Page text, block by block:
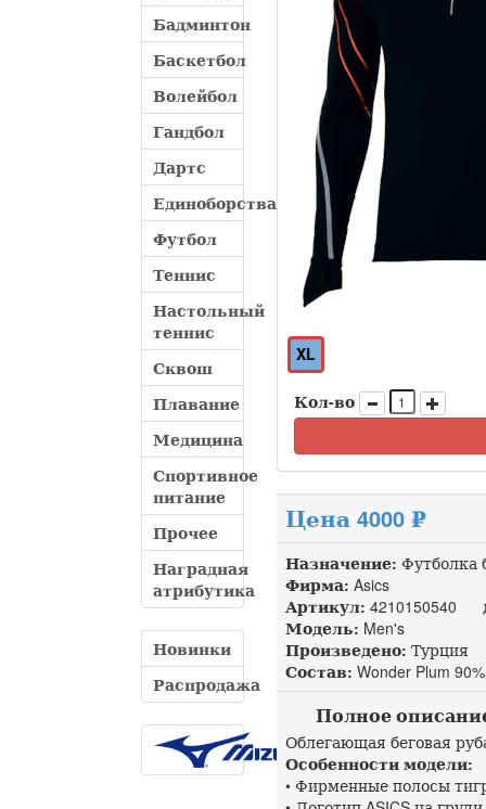
Бадминтон
Баскетбол
Волейбол
Гандбол
Дартс
Единоборства
Футбол
Теннис
Настольный
теннис
Сквош
Плавание
Медицина
Спортивное
питание
Прочее
Наградная
атрибутика
Новинки
Распродажа
XL
Кол-во
Цена 4000 ₽
Назначение: Футболка
Фирма: Asics
Артикул: 4210150540
Модель: Men's
Произведено: Турция
Состав: Wonder Plum
Полное описание
Облегающая беговая
Особенности модели:
• Фирменные полосы